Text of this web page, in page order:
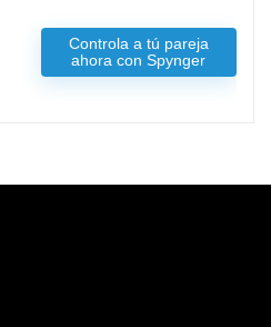
Controla a tú pareja
ahora con Spynger